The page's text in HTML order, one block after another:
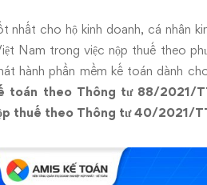
nhất cho hộ kinh doanh, cá nhân
Nam trong việc nộp thuế theo
hành phần mềm kế toán dành
toán theo Thông tư 88/2021/
thuế theo Thông tư 40/2021/